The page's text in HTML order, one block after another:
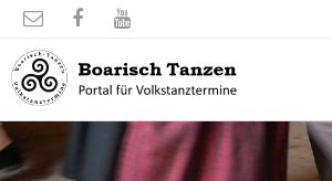
  